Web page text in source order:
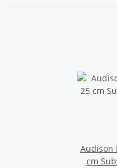
Audison
cm